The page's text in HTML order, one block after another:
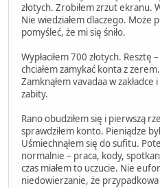
złotych. Zrobiłem zrzut ekranu.
Nie wiedziałem dlaczego. Może
pomyśleć, że mi się śniło.
Wypłaciłem 700 złotych. Resztę
chciałem zamykać konta z
Zamknąłem vavadaa w zakładce
zabity.
Rano obudziłem się i pierwszą
sprawdziłem konto. Pieniądze
Uśmiechnąłem się do sufitu.
normalnie – praca, kody,
czas miałem to uczucie. Nie
niedowierzanie, że